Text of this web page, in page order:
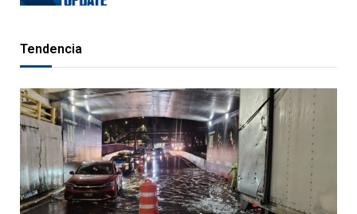
Tendencia